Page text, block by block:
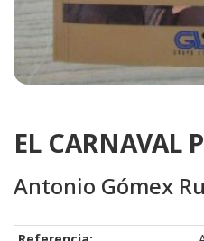
EL CARNAVAL
Antonio Gómex